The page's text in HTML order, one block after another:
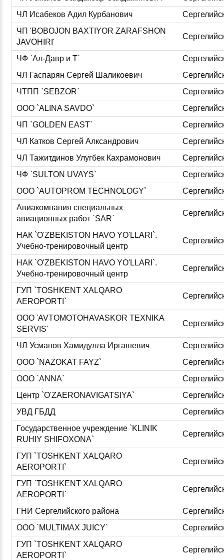
ЧЛ Исабеков Адил Курбанович
ЧП 'BOBOJON BAXTIYOR ZARAFSHON
JAVOHIRI'
ЧФ `Ал-Давр и Т`
ЧЛ Гаспарян Сергей Шаликоевич
ЧТПП `SEBZOR`
ООО `ALINA SAVDO`
ЧП `GOLDEN EAST`
ЧЛ Катков Сергей Алксандрович
ЧЛ Тажитдинов Улугбек Кахрамонович
ЧФ `SULTON UVAYS`
ООО `AUTOPROM TECHNOLOGY`
Авиакомпания специальных
авиационных работ `SAR`
НАК `O'ZBEKISTON HAVO YO'LLARI`.
Учебно-тренировочный центр
НАК `O'ZBEKISTON HAVO YO'LLARI`.
Учебно-тренировочный центр
ГУП `TOSHKENT XALQARO
AEROPORTI`
ООО 'AVTOMOTOHAVASKOR TEXNIKA
SERVIS'
ЧЛ Усманов Хамидулла Иргашевич
ООО `NAZOKAT FAYZ`
ООО `ANNA`
Центр `O'ZAERONAVIGATSIYA`
УВД ГБДД
Государственное учреждение `KLINIK
RUHIY SHIFOXONA`
ГУП `TOSHKENT XALQARO
AEROPORTI`
ГУП `TOSHKENT XALQARO
AEROPORTI`
ГНИ Сергелийского района
ООО `MULTIMAX JUICY`
ГУП `TOSHKENT XALQARO
AEROPORTI`